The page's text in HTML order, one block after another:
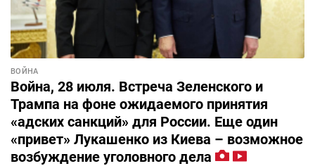
ВОЙНА
Война, 28 июля. Встреча Зеленского и
Трампа на фоне ожидаемого принятия
«адских санкций» для России. Еще один
«привет» Лукашенко из Киева – возможное
возбуждение уголовного дела